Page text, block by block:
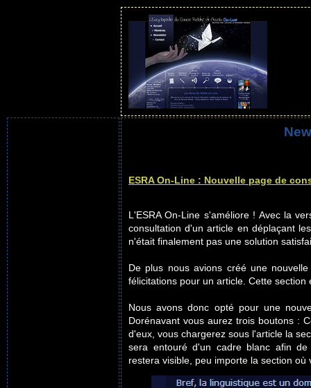
ESRA On-Line : Nouvelle page de
L'ESRA On-Line s'améliore ! Avec la
consultation d'un article en déplaçant
n'était finalement pas une solution
De plus nous avions créé une
félicitations pour un article. Cette
Nous avons donc opté pour une
Dorénavant vous aurez trois boutons :
d'eux, vous chargerez sous l'article la
sera entouré d'un cadre blanc afin de
restera visible, peu importe la section où